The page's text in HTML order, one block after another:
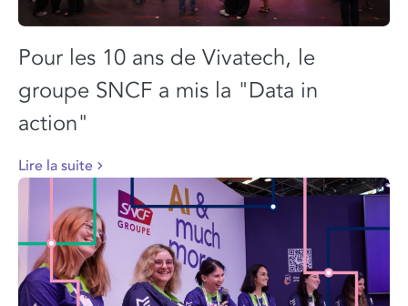
Pour les 10 ans de Vivatech, le
groupe SNCF a mis la "Data in
action"
Lire la suite